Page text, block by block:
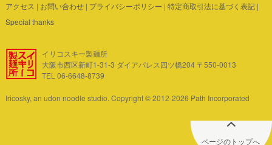
アクセス | お問い合わせ| プライバシーポリシー | 特定商取引法に基づく表記|
Special thanks
イリコスキー製麺所
大阪市西区新町1-31-3 ダイアパレス四ツ橋204 〒550-0013
TEL 06-6648-8739
Iricosky, an udon noodle studio. Copyright © 2012-2026 Path Incorporated
ページのトップへ